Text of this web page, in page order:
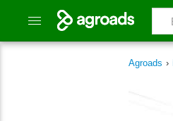
Agroads ›